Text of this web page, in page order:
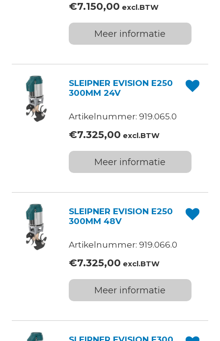
€7.150,00 excl.BTW
Meer informatie
SLEIPNER EVISION E250
300MM 24V
Artikelnummer: 919.065.0
€7.325,00 excl.BTW
Meer informatie
SLEIPNER EVISION E250
300MM 48V
Artikelnummer: 919.066.0
€7.325,00 excl.BTW
Meer informatie